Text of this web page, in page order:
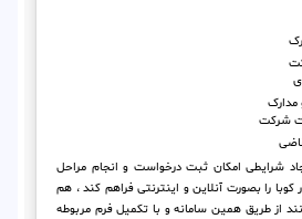
مدارک
شرکت
شرایطی امکان ثبت درخواست و انجام مراحل
را بصورت آنلاین و اینترنتی فراهم کند ، هم
از طریق همین سامانه و با تکمیل فرم مربوطه